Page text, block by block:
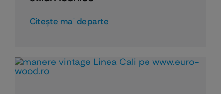
Citeşte mai departe